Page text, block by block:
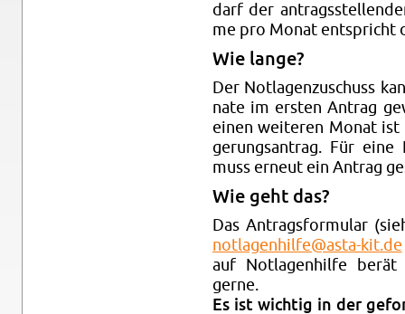
darf der
me pro Monat ent­spricht
Wie lange?
Der Not­la­gen­zu­schuss
na­te im ers­ten An­trag
einen wei­te­ren Monat
ge­rungs­an­trag. Für
muss er­neut ein An­trag
Wie geht das?
Das An­trags­for­mu­lar
not​lage​nhil​fe@​asta-​kit.​de
auf Not­la­gen­hil­fe
gerne.
Es ist wich­tig in der